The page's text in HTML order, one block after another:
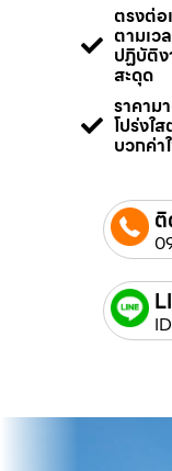
ตรงต่อ
ตามเว
ปฏิบัติง
สะดุด
ราคาม
โปร่งใ
บวกค่า